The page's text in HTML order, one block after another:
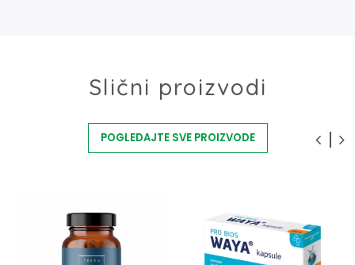
Slični proizvodi
POGLEDAJTE SVE PROIZVODE